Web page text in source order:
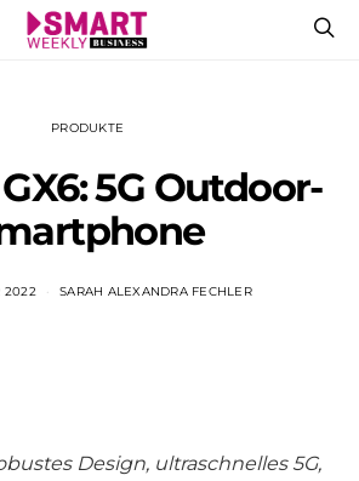
PRODUKTE
5G Outdoor-
2022 SARAH ALEXANDRA FECHLER
Design, ultraschnelles 5G,